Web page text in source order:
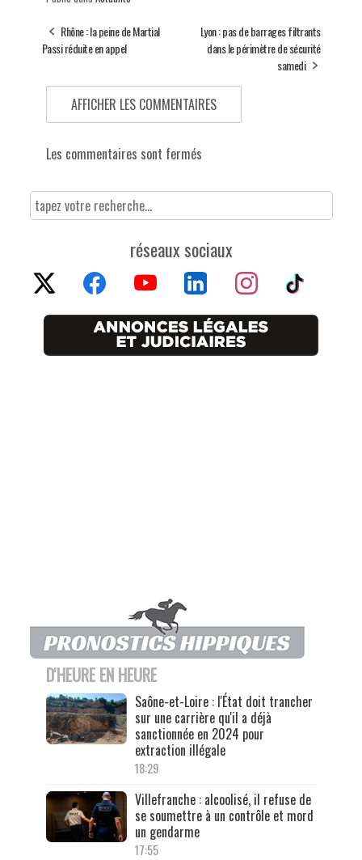
Rhône : la peine de Martial
Passi réduite en appel
Lyon : pas de barrages filtrants
dans le périmètre de sécurité
samedi
AFFICHER LES COMMENTAIRES
Les commentaires sont fermés
réseaux sociaux
D'HEURE EN HEURE
Saône-et-Loire : l'État doit trancher
sur une carrière qu'il a déjà
sanctionnée en 2024 pour
extraction illégale
18:29
Villefranche : alcoolisé, il refuse de
se soumettre à un contrôle et mord
un gendarme
17:55